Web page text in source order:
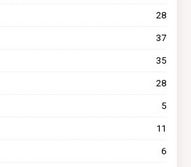
28
37
35
28
5
11
6